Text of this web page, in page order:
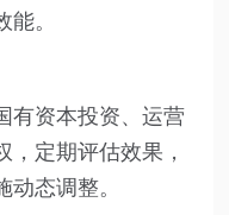
。
有资本投资、运营
定期评估效果，
态调整。